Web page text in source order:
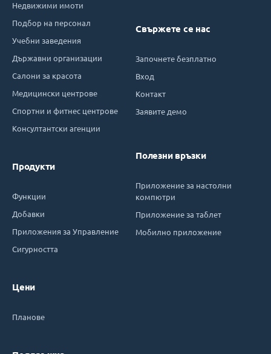
Недвижими имоти
Подбор на персонал
Учебни заведения
Държавни организации
Салони за красота
Медицински центрове
Спортни и фитнес центрове
Консултантски агенции
Продукти
Функции
Добавки
Приложения за Управление
Сигурността
Цени
Планове
Свържете се нас
Започнете безплатно
Вход
Контакт
Заявите демо
Полезни връзки
Приложение за настолни
компютри
Приложение за таблет
Мобилно приложение